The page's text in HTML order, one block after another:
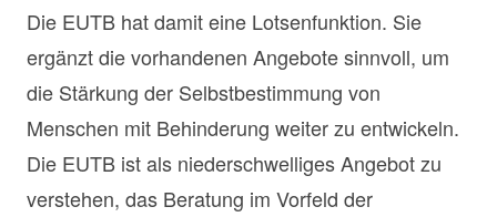
Die EUTB hat damit eine Lotsenfunktion. Sie
ergänzt die vorhandenen Angebote sinnvoll, um
die Stärkung der Selbstbestimmung von
Menschen mit Behinderung weiter zu entwickeln.
Die EUTB ist als niederschwelliges Angebot zu
verstehen, das Beratung im Vorfeld der